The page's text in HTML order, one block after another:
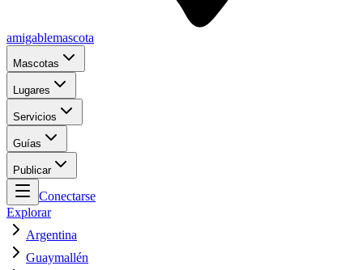
amigablemascota
Mascotas
Lugares
Servicios
Guías
Publicar
Conectarse
Explorar
Argentina
Guaymallén